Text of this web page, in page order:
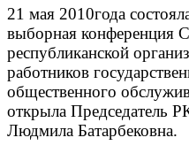
21 мая 2010года
выборная конференция
республиканской
работников
общественного
открыла Председатель
Людмила Батарбековна.